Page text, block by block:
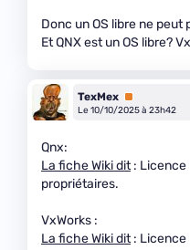
Donc un OS libre ne
Et QNX est un OS libre?
TexMex Premium
Le 10/10/2025 à 23h42
Qnx:
La fiche Wiki dit: Licence
propriétaires.
VxWorks :
La fiche Wiki dit: Licence